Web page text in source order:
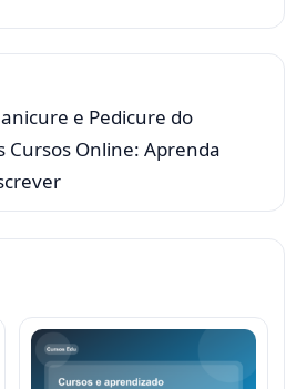
e Pedicure do
Cursos Online: Aprenda